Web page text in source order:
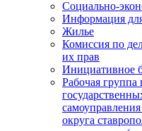
Социально-
Информация
Жилье
Комиссия по
их прав
Инициативное
Рабочая группа
округа